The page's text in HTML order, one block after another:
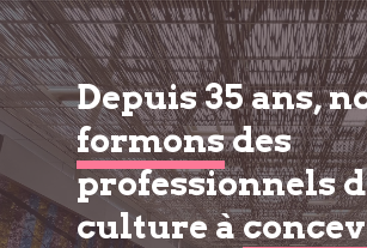
Depuis 35 ans,
formonsdes
professionnels
culture à